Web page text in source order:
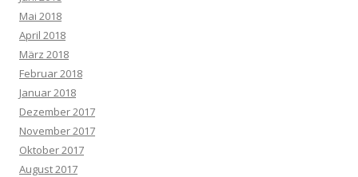
Mai 2018
April 2018
März 2018
Februar 2018
Januar 2018
Dezember 2017
November 2017
Oktober 2017
August 2017